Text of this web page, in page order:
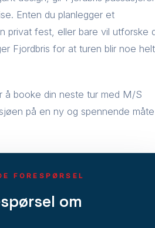
Enten du planlegger et
privat fest, eller bare vil utforske
Fjordbris for at turen blir noe helt
å booke din neste tur med M/S
på en ny og spennende
FORESPØRSEL
om